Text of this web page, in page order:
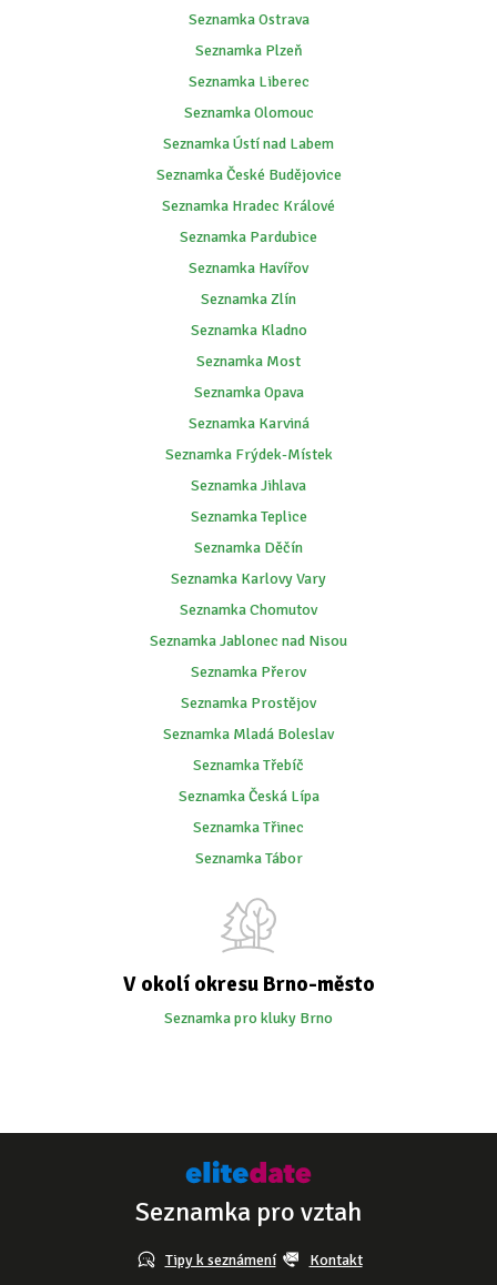
Seznamka Ostrava
Seznamka Plzeň
Seznamka Liberec
Seznamka Olomouc
Seznamka Ústí nad Labem
Seznamka České Budějovice
Seznamka Hradec Králové
Seznamka Pardubice
Seznamka Havířov
Seznamka Zlín
Seznamka Kladno
Seznamka Most
Seznamka Opava
Seznamka Karviná
Seznamka Frýdek-Místek
Seznamka Jihlava
Seznamka Teplice
Seznamka Děčín
Seznamka Karlovy Vary
Seznamka Chomutov
Seznamka Jablonec nad Nisou
Seznamka Přerov
Seznamka Prostějov
Seznamka Mladá Boleslav
Seznamka Třebíč
Seznamka Česká Lípa
Seznamka Třinec
Seznamka Tábor
V okolí okresu Brno-město
Seznamka pro kluky Brno
Seznamka pro vztah
Tipy k seznámení Kontakt